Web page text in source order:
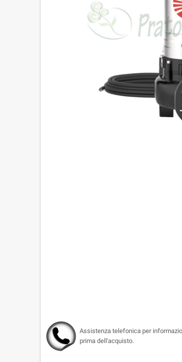
Assistenza telefonica per
prima dell'acquisto.